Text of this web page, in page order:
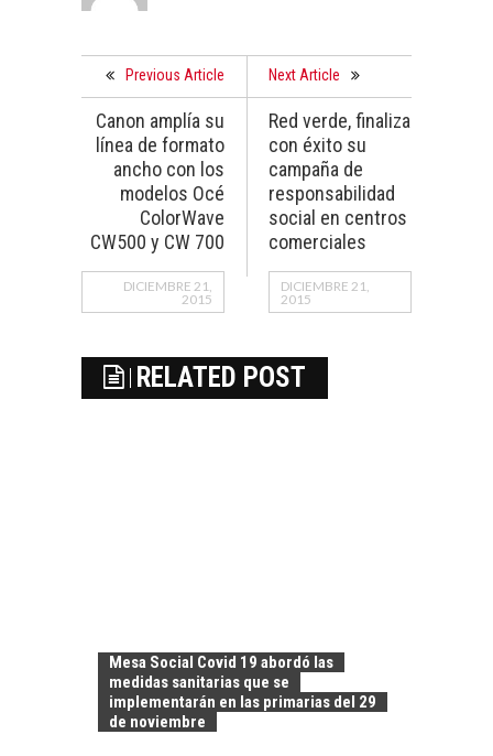
Previous Article
Canon amplía su
línea de formato
ancho con los
modelos Océ
ColorWave
CW500 y CW 700
DICIEMBRE 21,
2015
Next Article
Red verde, finaliza
con éxito su
campaña de
responsabilidad
social en centros
comerciales
DICIEMBRE 21,
2015
RELATED POST
Mesa Social Covid 19 abordó las
medidas sanitarias que se
implementarán en las primarias del 29
de noviembre